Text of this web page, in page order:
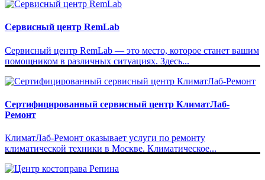
Сервисный центр RemLab
Сервисный центр RemLab — это место, которое станет вашим
помощником в различных ситуациях. Здесь...
Сертифицированный сервисный центр КлиматЛаб-
Ремонт
КлиматЛаб-Ремонт оказывает услуги по ремонту
климатической техники в Москве. Климатическое...